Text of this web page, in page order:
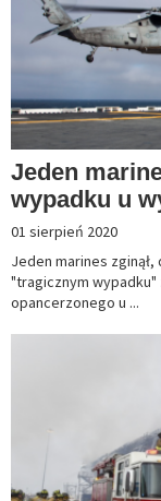
Jeden
wypadku u
01 sierpień 2020
Jeden marines zginął,
"tragicznym wypadku"
opancerzonego u ...